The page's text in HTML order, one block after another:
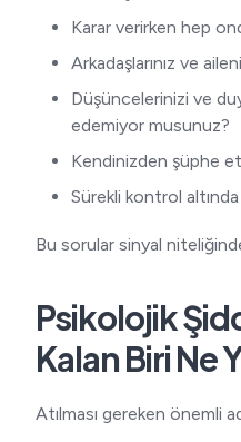
Karar verirken hep
Arkadaşlarınız ve
Düşüncelerinizi ve
edemiyor musunuz?
Kendinizden şüphe
Sürekli kontrol altında
Bu sorular sinyal
Psikolojik
Kalan Biri Ne
Atılması gereken önemli